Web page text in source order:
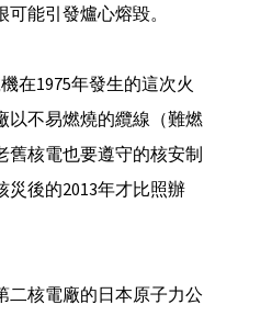
能引發爐心熔毀。
在1975年發生的這次火
以不易燃燒的纜線（難燃
舊核電也要遵守的核安制
災後的2013年才比照辦
二核電廠的日本原子力公